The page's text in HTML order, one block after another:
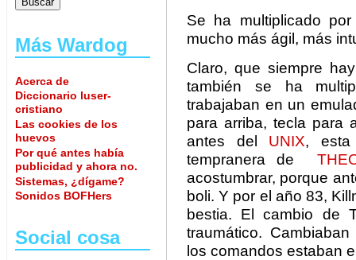
Más Wardog
Acerca de
Diccionario luser-
cristiano
Las cookies de los
huevos
Por qué antes había
publicidad y ahora no.
Sistemas, ¿dígame?
Sonidos BOFHers
Social cosa
Se ha multiplicado
mucho más ágil, más
Claro, que siempre
también se ha
trabajaban en un
para arriba, tecla para
antes del UNIX, esta
tempranera de
acostumbrar, porque
boli. Y por el año 83,
bestia. El cambio de
traumático.
los comandos estaban